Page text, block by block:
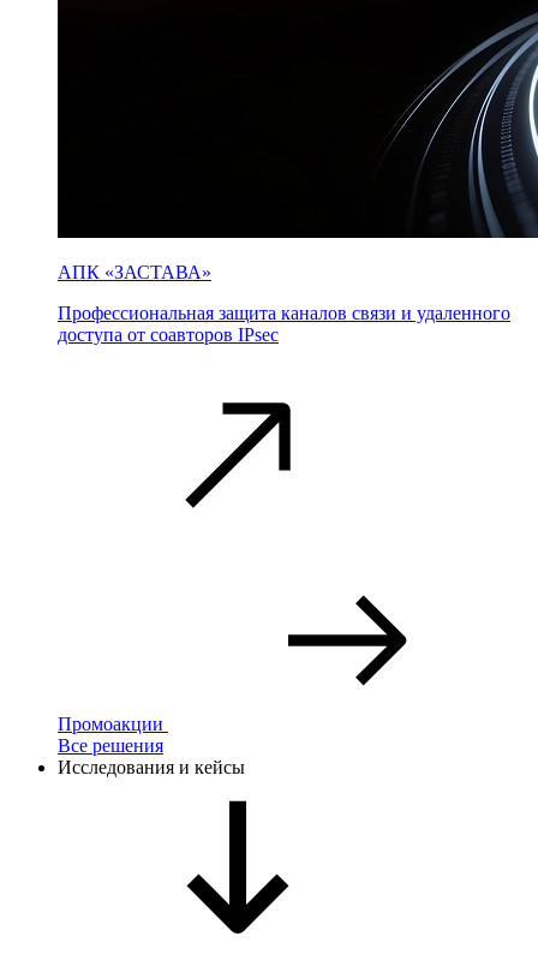
АПК «ЗАСТАВА»
Профессиональная защита каналов связи и удаленного
доступа от соавторов IPsec
Промоакции
Все решения
Исследования и кейсы